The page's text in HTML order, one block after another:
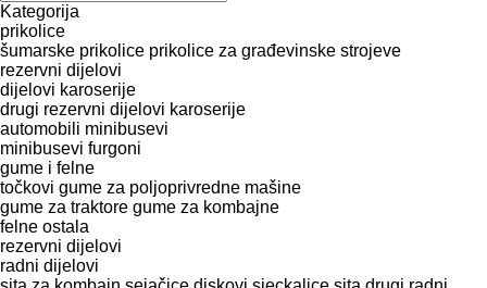
Kategorija
prikolice
šumarske prikolice prikolice za građevinske strojeve
rezervni dijelovi
dijelovi karoserije
drugi rezervni dijelovi karoserije
automobili minibusevi
minibusevi furgoni
gume i felne
točkovi gume za poljoprivredne mašine
gume za traktore gume za kombajne
felne ostala
rezervni dijelovi
radni dijelovi